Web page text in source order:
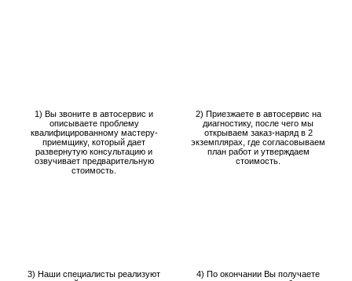
1) Вы звоните в автосервис и
описываете проблему
квалифицированному мастеру-
приемщику, который дает
развернутую консультацию и
озвучивает предварительную
стоимость.
2) Приезжаете в автосервис на
диагностику, после чего мы
открываем заказ-наряд в 2
экземплярах, где согласовываем
план работ и утверждаем
стоимость.
3) Наши специалисты реализуют
4) По окончании Вы получаете